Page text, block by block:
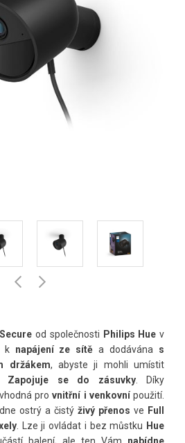
od společnosti Philips Hue v
k napájení ze sítě a dodávána s
držákem, abyste ji mohli umístit
Zapojuje se do zásuvky. Díky
provnitřní i venkovnípoužití.
ostrý a čistý živý přenos ve Full
. Lze ji ovládat i bez můstku Hue